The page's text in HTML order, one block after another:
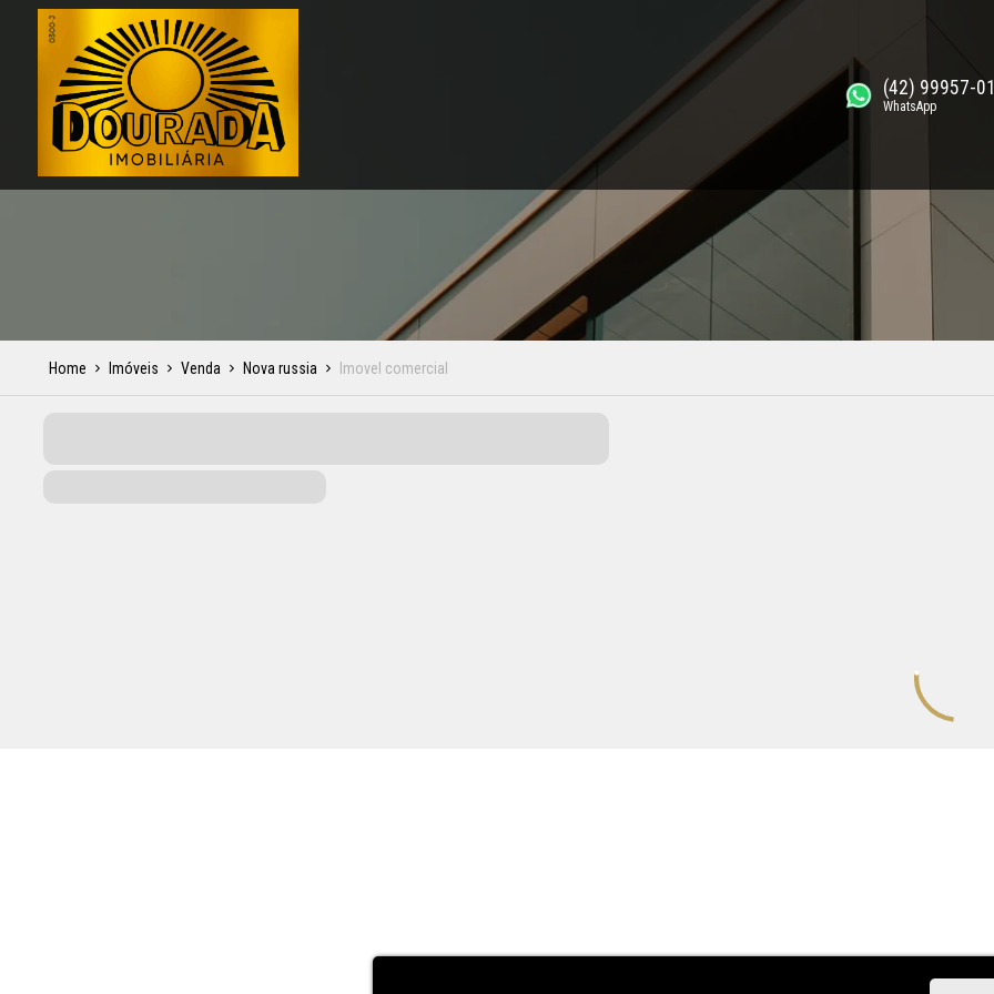
(42) 99957-
WhatsApp
Home Imóveis Venda Nova russia Imovel comercial